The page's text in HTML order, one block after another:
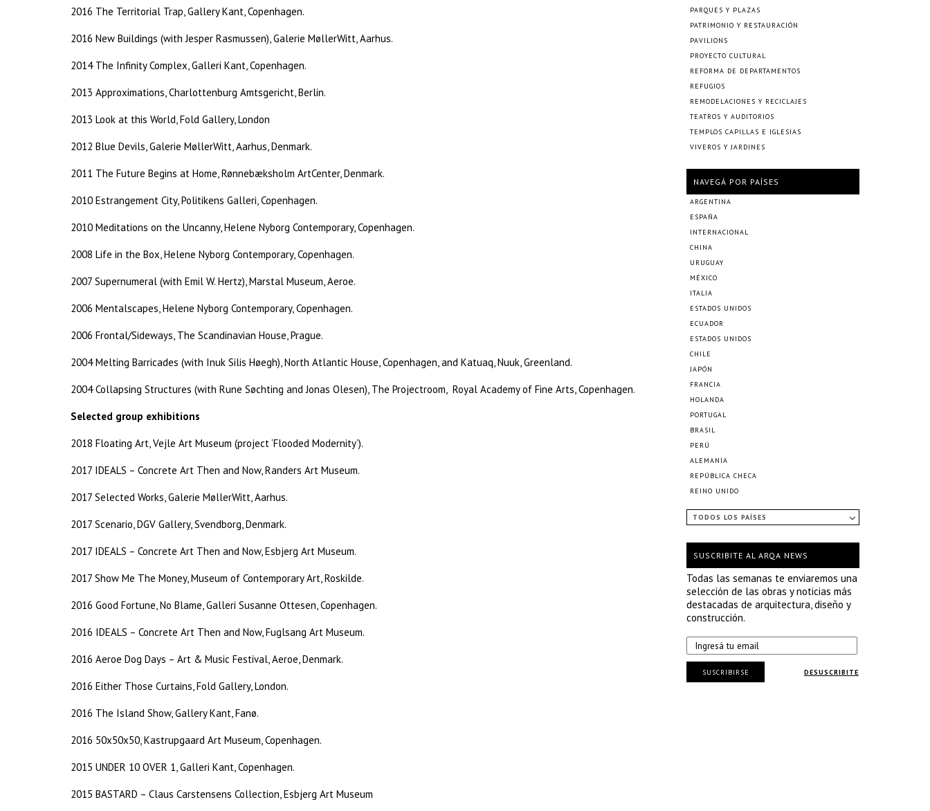
2016 The Territorial Trap, Gallery Kant, Copenhagen.
2016 New Buildings (with Jesper Rasmussen), Galerie MøllerWitt, Aarhus.
2014 The Infinity Complex, Galleri Kant, Copenhagen.
2013 Approximations, Charlottenburg Amtsgericht, Berlin.
2013 Look at this World, Fold Gallery, London
2012 Blue Devils, Galerie MøllerWitt, Aarhus, Denmark.
2011 The Future Begins at Home, Rønnebæksholm ArtCenter, Denmark.
2010 Estrangement City, Politikens Galleri, Copenhagen.
2010 Meditations on the Uncanny, Helene Nyborg Contemporary, Copenhagen.
2008 Life in the Box, Helene Nyborg Contemporary, Copenhagen.
2007 Supernumeral (with Emil W. Hertz), Marstal Museum, Aeroe.
2006 Mentalscapes, Helene Nyborg Contemporary, Copenhagen.
2006 Frontal/Sideways, The Scandinavian House, Prague.
2004 Melting Barricades (with Inuk Silis Høegh), North Atlantic House, Copenhagen, and Katuaq, Nuuk, Greenland.
2004 Collapsing Structures (with Rune Søchting and Jonas Olesen), The Projectroom, Royal Academy of Fine Arts, Copenhagen.
Selected group exhibitions
2018 Floating Art, Vejle Art Museum (project ‘Flooded Modernity’).
2017 IDEALS – Concrete Art Then and Now, Randers Art Museum.
2017 Selected Works, Galerie MøllerWitt, Aarhus.
2017 Scenario, DGV Gallery, Svendborg, Denmark.
2017 IDEALS – Concrete Art Then and Now, Esbjerg Art Museum.
2017 Show Me The Money, Museum of Contemporary Art, Roskilde.
2016 Good Fortune, No Blame, Galleri Susanne Ottesen, Copenhagen.
2016 IDEALS – Concrete Art Then and Now, Fuglsang Art Museum.
2016 Aeroe Dog Days – Art & Music Festival, Aeroe, Denmark.
2016 Either Those Curtains, Fold Gallery, London.
2016 The Island Show, Gallery Kant, Fanø.
2016 50x50x50, Kastrupgaard Art Museum, Copenhagen.
2015 UNDER 10 OVER 1, Galleri Kant, Copenhagen.
2015 BASTARD – Claus Carstensens Collection, Esbjerg Art Museum
PARQUES Y PLAZAS
PATRIMONIO Y RESTAURACIÓN
PAVILIONS
PROYECTO CULTURAL
REFORMA DE DEPARTAMENTOS
REFUGIOS
REMODELACIONES Y RECICLAJES
TEATROS Y AUDITORIOS
TEMPLOS CAPILLAS E IGLESIAS
VIVEROS Y JARDINES
NAVEGÁ POR PAÍSES
ARGENTINA
ESPAÑA
INTERNACIONAL
CHINA
URUGUAY
MÉXICO
ITALIA
ESTADOS UNIDOS
ECUADOR
ESTADOS UNIDOS
CHILE
JAPÓN
FRANCIA
HOLANDA
PORTUGAL
BRASIL
PERÚ
ALEMANIA
REPÚBLICA CHECA
REINO UNIDO
TODOS LOS PAÍSES
SUSCRIBITE AL ARQA NEWS
Todas las semanas te enviaremos una
selección de las obras y noticias más
destacadas de arquitectura, diseño y
construcción.
DESUSCRIBITE
SUSCRIBIRSE